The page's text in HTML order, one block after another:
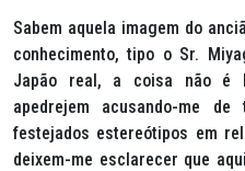
Sabem aquela imagem do
conhecimento, tipo o Sr.
Japão real, a coisa não é
apedrejem acusando-me
festejados estereótipos em
deixem-me esclarecer que